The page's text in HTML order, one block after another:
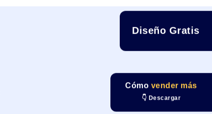
Diseño Gratis
Cómo vender más
👇 Descargar